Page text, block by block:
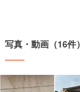
写真・動画（16件）